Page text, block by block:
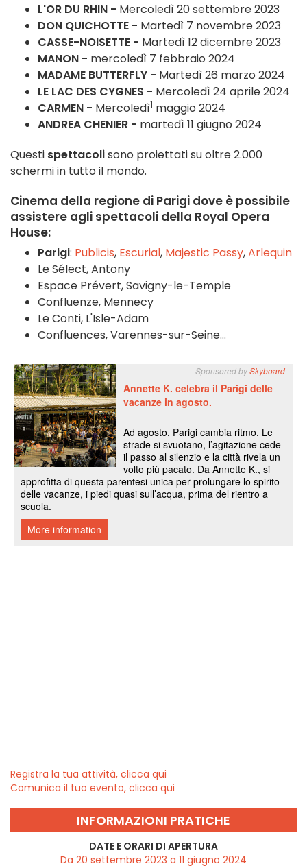
L'OR DU RHIN - Mercoledì 20 settembre 2023
DON QUICHOTTE - Martedì 7 novembre 2023
CASSE-NOISETTE - Martedì 12 dicembre 2023
MANON - mercoledì 7 febbraio 2024
MADAME BUTTERFLY - Martedì 26 marzo 2024
LE LAC DES CYGNES - Mercoledì 24 aprile 2024
CARMEN - Mercoledì1 maggio 2024
ANDREA CHENIER - martedì 11 giugno 2024
Questi spettacolisono proiettati su oltre 2.000
schermi in tutto il mondo.
Cinema della regione di Parigi dove è possibile
assistere agli spettacoli della Royal Opera
House:
Parigi: Publicis, Escurial, Majestic Passy,Arlequin
Le Sélect, Antony
Espace Prévert, Savigny-le-Temple
Confluenze, Mennecy
Le Conti, L'Isle-Adam
Confluences, Varennes-sur-Seine...
Registra la tua attività, clicca qui
Comunica il tuo evento, clicca qui
INFORMAZIONI PRATICHE
DATE E ORARI DI APERTURA
Da 20 settembre 2023 a 11 giugno 2024